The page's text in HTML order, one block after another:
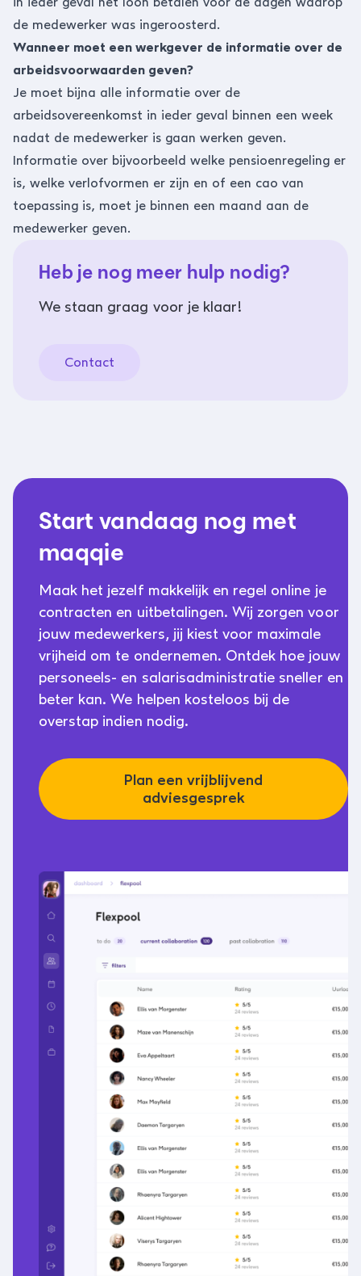
de medewerker was ingeroosterd.
Wanneer moet een werkgever de informatie over de
arbeidsvoorwaarden geven?
Je moet bijna alle informatie over de
arbeidsovereenkomst in ieder geval binnen een week
nadat de medewerker is gaan werken geven.
Informatie over bijvoorbeeld welke pensioenregeling er
is, welke verlofvormen er zijn en of een cao van
toepassing is, moet je binnen een maand aan de
medewerker geven.
Heb je nog meer hulp nodig?
We staan graag voor je klaar!
Contact
Start vandaag nog met
maqqie
Maak het jezelf makkelijk en regel online je
contracten en uitbetalingen. Wij zorgen voor
jouw medewerkers, jij kiest voor maximale
vrijheid om te ondernemen. Ontdek hoe jouw
personeels- en salarisadministratie sneller en
beter kan. We helpen kosteloos bij de
overstap indien nodig.
Plan een vrijblijvend
adviesgesprek